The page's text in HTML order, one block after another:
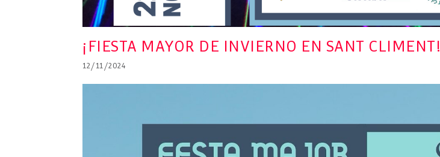
¡FIESTA MAYOR DE INVIERNO EN SANT CLIMENT!
12/11/2024